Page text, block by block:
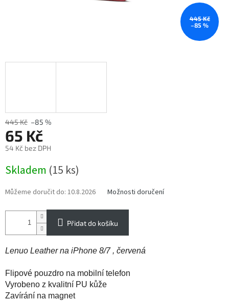
445 Kč
–85 %
445 Kč –85 %
65 Kč
54 Kč bez DPH
cena:
Skladem (15 ks)
Můžeme doručit do: 10.8.2026 Možnosti doručení
Přidat do košíku
Lenuo Leather na iPhone 8/7 , červená
Flipové pouzdro na mobilní telefon
Vyrobeno z kvalitní PU kůže
Zavírání na magnet